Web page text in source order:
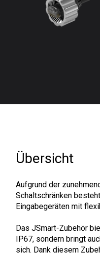
Übersicht
Aufgrund der
Schaltschränken
Eingabegeräten mit
Das JSmart-Zubehör
IP67, sondern bringt
sich. Dank diesem